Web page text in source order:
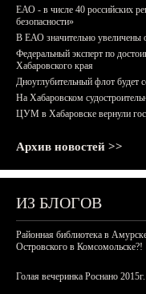
ЕАО - в числе 40 российских
безопасности»
В ЕАО значительно
Федеральный эксперт по
Хабаровского края
Дноуглубительный флот будет
На Хабаровском
ЦУМ в Хабаровске вернули
Архив новостей >>
ИЗ БЛОГОВ
Районная библиотека в
Островского в Комсомольске?!
Голая вечеринка Роснано